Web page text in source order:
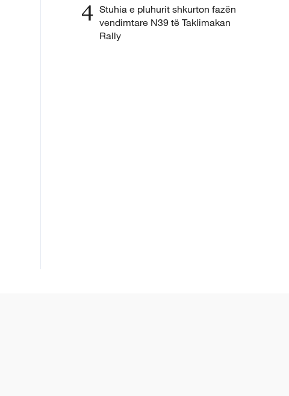
4 Stuhia e pluhurit shkurton fazën
vendimtare N39 të Taklimakan
Rally